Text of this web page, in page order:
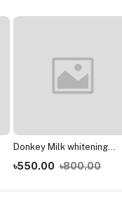
Donkey Milk whitening
cream 180ml
৳550.00 ৳800.00